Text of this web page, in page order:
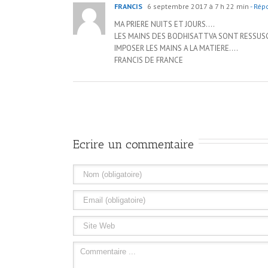
FRANCIS 6 septembre 2017 à 7 h 22 min -
MA PRIERE NUITS ET JOURS….
LES MAINS DES BODHISATTVA SONT
IMPOSER LES MAINS A LA MATIERE….
FRANCIS DE FRANCE
Ecrire un commentaire